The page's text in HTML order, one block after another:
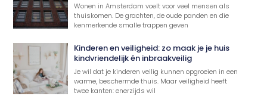
Wonen in Amsterdam voelt voor veel mensen als
thuiskomen. De grachten, de oude panden en die
kenmerkende smalle trappen geven
Kinderen en veiligheid: zo maak je je huis
kindvriendelijk én inbraakveilig
Je wil dat je kinderen veilig kunnen opgroeien in een
warme, beschermde thuis. Maar veiligheid heeft
twee kanten: enerzijds wil